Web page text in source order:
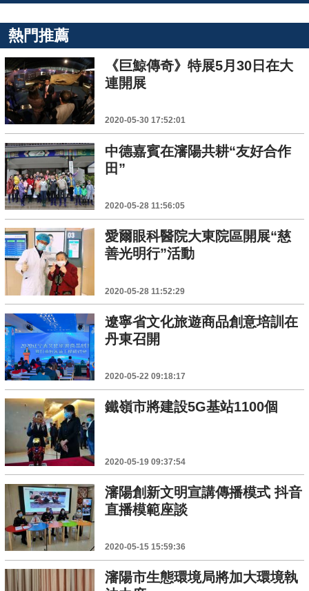
熱門推薦
《巨鯨傳奇》特展5月30日在大
連開展
2020-05-30 17:52:01
中德嘉賓在瀋陽共耕“友好合作
田”
2020-05-28 11:56:05
愛爾眼科醫院大東院區開展“慈
善光明行”活動
2020-05-28 11:52:29
遼寧省文化旅遊商品創意培訓在
丹東召開
2020-05-22 09:18:17
鐵嶺市將建設5G基站1100個
2020-05-19 09:37:54
瀋陽創新文明宣講傳播模式 抖音
直播模範座談
2020-05-15 15:59:36
瀋陽市生態環境局將加大環境執